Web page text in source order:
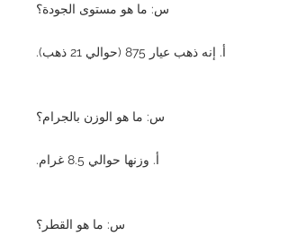
س: ما هو مستوى الجودة؟
أ. إنه ذهب عيار 875 (حوالي 21 ذهب).
س: ما هو الوزن بالجرام؟
أ. وزنها حوالي 8.5 غرام.
س: ما هو القطر؟